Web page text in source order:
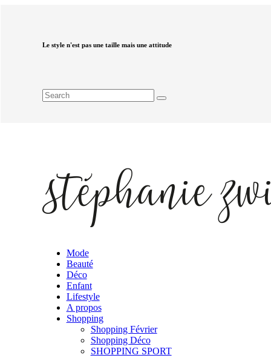
Le style n'est pas une taille mais une attitude
Mode
Beauté
Déco
Enfant
Lifestyle
A propos
Shopping
Shopping Février
Shopping Déco
SHOPPING SPORT